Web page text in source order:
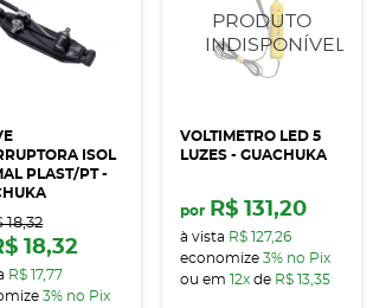
ISOL
PLAST/PT -
18,32
18,32
R$ 17,77
3% no Pix
VOLTIMETRO LED 5
LUZES - GUACHUKA
por R$ 131,20
à vista R$ 127,26
economize3% no Pix
ou em12x de R$ 13,35